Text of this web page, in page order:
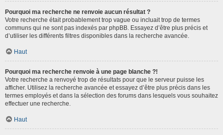
Pourquoi ma recherche ne renvoie aucun résultat ?
Votre recherche était probablement trop vague ou incluait trop de termes
communs qui ne sont pas indexés par phpBB. Essayez d’être plus précis et
d’utiliser les différents filtres disponibles dans la recherche avancée.
Haut
Pourquoi ma recherche renvoie à une page blanche ?!
Votre recherche a renvoyé trop de résultats pour que le serveur puisse les
afficher. Utilisez la recherche avancée et essayez d’être plus précis dans les
termes employés et dans la sélection des forums dans lesquels vous souhaitez
effectuer une recherche.
Haut